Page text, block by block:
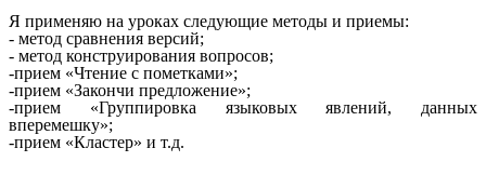
Я применяю на уроках следующие методы и приемы:
- метод сравнения версий;
- метод конструирования вопросов;
-прием «Чтение с пометками»;
-прием «Закончи предложение»;
-прием «Группировка языковых явлений, данных
вперемешку»;
-прием «Кластер» и т.д.